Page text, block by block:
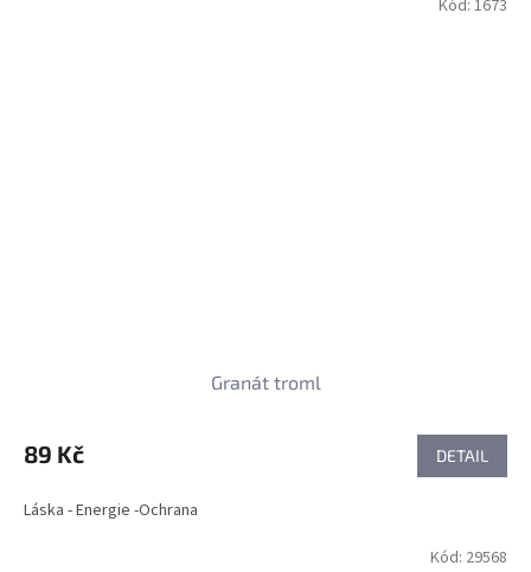
Granát troml
89 Kč DETAIL
Láska - Energie -Ochrana
Kód: 1673
Kód: 29568